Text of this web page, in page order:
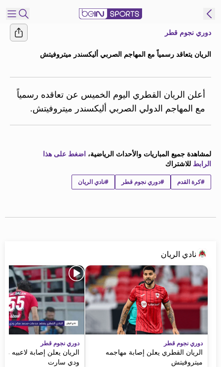
النسخة
MENA
إدارة
إلى
قائمة
النشرة
beIN CONNECT
الأسئلة الأكثر شيوعاً
دليل التلفاز
احصل على beIN
معلومات عن هذا الموقع
دوري نجوم قطر
الريان يتعاقد رسمياً مع المهاجم الصربي أليكسندر ميتروفيتش
أعلن الريان القطري اليوم الخميس عن تعاقده رسمياً
مع المهاجم الدولي الصربي أليكسندر ميتروفيتش.
لمشاهدة جميع المباريات والأحداث الرياضية، اضغط على هذا
الرابط للاشتراك
#كرة القدم #دوري نجوم قطر #نادي الريان
نادي الريان
دوري نجوم قطر
الريان القطري يعلن إصابة مهاجمه
ميتروفيتش
دوري نجوم قطر
الريان يعلن إصابة لاعبيه
ودي سارت